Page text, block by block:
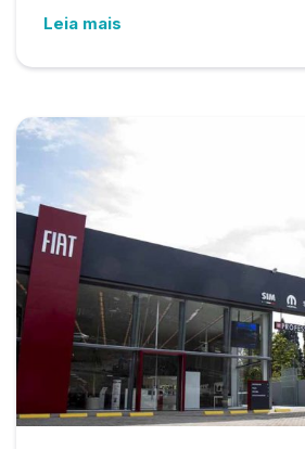
Leia mais